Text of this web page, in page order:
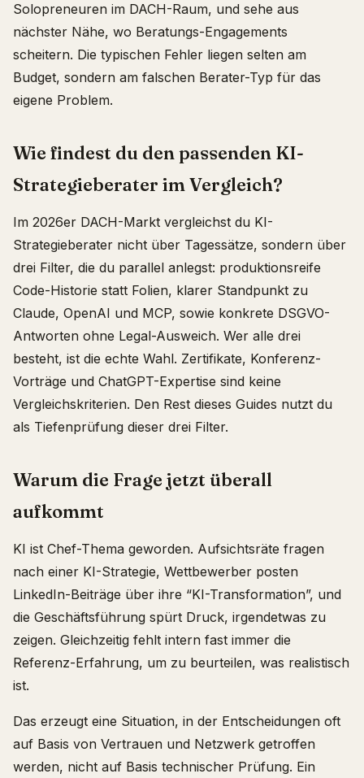
Solopreneuren im DACH-Raum, und sehe aus
nächster Nähe, wo Beratungs-Engagements
scheitern. Die typischen Fehler liegen selten am
Budget, sondern am falschen Berater-Typ für das
eigene Problem.
Wie findest du den passenden KI-
Strategieberater im Vergleich?
Im 2026er DACH-Markt vergleichst du KI-
Strategieberater nicht über Tagessätze, sondern über
drei Filter, die du parallel anlegst: produktionsreife
Code-Historie statt Folien, klarer Standpunkt zu
Claude, OpenAI und MCP, sowie konkrete DSGVO-
Antworten ohne Legal-Ausweich. Wer alle drei
besteht, ist die echte Wahl. Zertifikate, Konferenz-
Vorträge und ChatGPT-Expertise sind keine
Vergleichskriterien. Den Rest dieses Guides nutzt du
als Tiefenprüfung dieser drei Filter.
Warum die Frage jetzt überall
aufkommt
KI ist Chef-Thema geworden. Aufsichtsräte fragen
nach einer KI-Strategie, Wettbewerber posten
LinkedIn-Beiträge über ihre “KI-Transformation”, und
die Geschäftsführung spürt Druck, irgendetwas zu
zeigen. Gleichzeitig fehlt intern fast immer die
Referenz-Erfahrung, um zu beurteilen, was realistisch
ist.
Das erzeugt eine Situation, in der Entscheidungen oft
auf Basis von Vertrauen und Netzwerk getroffen
werden, nicht auf Basis technischer Prüfung. Ein